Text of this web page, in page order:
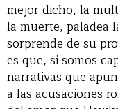
mejor dicho, la
la muerte, paladea
sorprende de su
es que, si somos
narrativas que
a las acusaciones